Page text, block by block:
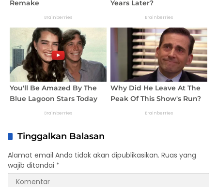
Tinggalkan Balasan
Alamat email Anda tidak akan dipublikasikan. Ruas yang
wajib ditandai *